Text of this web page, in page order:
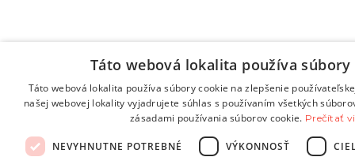
Táto webová lokalita používa súbory
Táto webová lokalita používa súbory cookie na zlepšenie
našej webovej lokality vyjadrujete súhlas s používaním všetkých
zásadami používania súborov cookie. Prečítať
NEVYHNUTNE POTREBNÉ VÝKONNOSŤ